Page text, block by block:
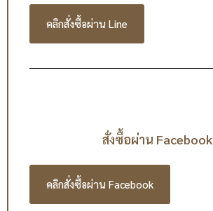
คลิกสั่งซื้อผ่าน Line
สั่งซื้อผ่าน Facebook
คลิกสั่งซื้อผ่าน Facebook